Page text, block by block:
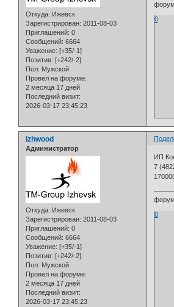
Откуда: Ижевск
Зарегистрирован: 2011-08-03
Приглашений: 0
Сообщений: 6664
Уважение: [+35/-1]
Позитив: [+242/-2]
Пол: Мужской
Провел на форуме:
2 месяца 17 дней
Последний визит:
2026-03-17 23:45:23
форум
0
izhwood
Администратор
Откуда: Ижевск
Зарегистрирован: 2011-08-03
Приглашений: 0
Сообщений: 6664
Уважение: [+35/-1]
Позитив: [+242/-2]
Пол: Мужской
Провел на форуме:
2 месяца 17 дней
Последний визит:
2026-03-17 23:45:23
ИП
7
форум
0